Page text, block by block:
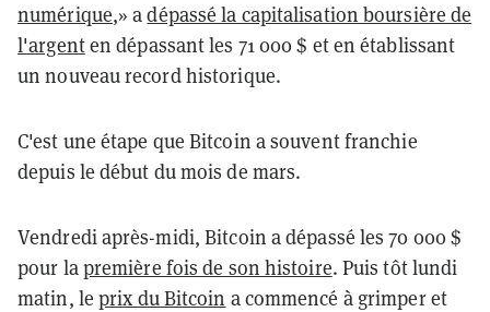
numérique,» adépassé la capitalisation boursière de
l'argenten dépassant les 71 000 $ et en établissant
un nouveau record historique.
C'est une étape que Bitcoin a souvent franchie
depuis le début du mois de mars.
Vendredi après-midi, Bitcoin a dépassé les 70 000 $
pour lapremière fois de son histoire. Puis tôt lundi
matin, le prix du Bitcoin a commencé à grimper et